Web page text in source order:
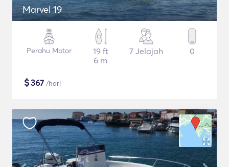
Marvel 19
Perahu Motor
19 ft
6 m
7 Jelajah 0
$367 /hari